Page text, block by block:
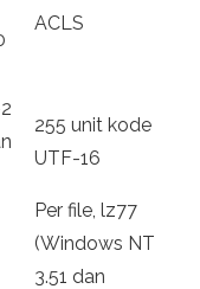
ACLS
255 unit kode
UTF-16
Per file, lz77
(Windows NT
3.51 dan